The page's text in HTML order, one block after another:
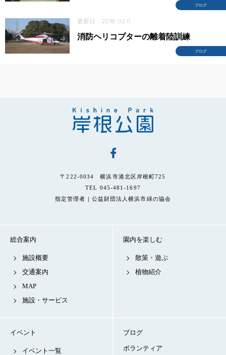
ブログ
更新日：2018.02.11
ブログ
消防ヘリコプターの離着陸訓練
〒222-0034 横浜市港北区岸根町725
TEL 045-481-1697
指定管理者｜公益財団法人横浜市緑の協会
総合案内
施設概要
交通案内
MAP
施設・サービス
園内を楽しむ
散策・遊ぶ
植物紹介
イベント
イベント一覧
ブログ
ボランティア